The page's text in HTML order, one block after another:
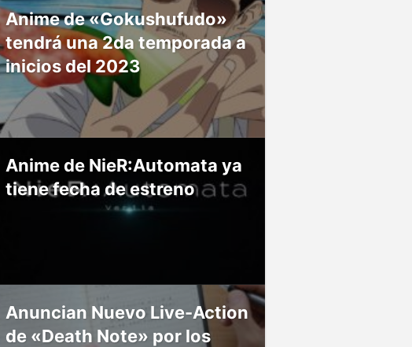
Anime de «Gokushufudo»
tendrá una 2da temporada a
inicios del 2023
Anime de NieR:Automata ya
tiene fecha de estreno
Anuncian Nuevo Live-Action
de «Death Note» por los